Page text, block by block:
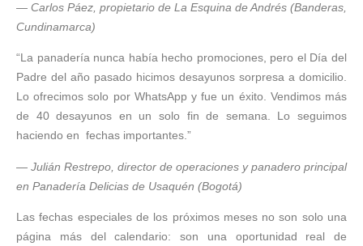
— Carlos Páez, propietario de La Esquina de Andrés (Banderas,
Cundinamarca)
“La panadería nunca había hecho promociones, pero el Día del
Padre del año pasado hicimos desayunos sorpresa a domicilio.
Lo ofrecimos solo por WhatsApp y fue un éxito. Vendimos más
de 40 desayunos en un solo fin de semana. Lo seguimos
haciendo en fechas importantes.”
— Julián Restrepo, director de operaciones y panadero principal
en Panadería Delicias de Usaquén (Bogotá)
Las fechas especiales de los próximos meses no son solo una
página más del calendario: son una oportunidad real de